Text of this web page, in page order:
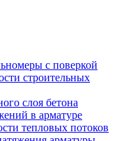
с поверкой
строительных
слоя бетона
в арматуре
тепловых потоков